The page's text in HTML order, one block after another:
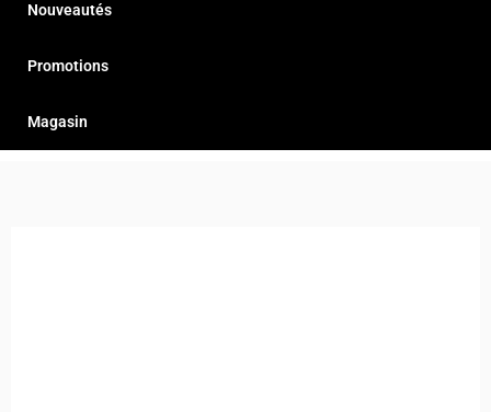
Nouveautés
Promotions
Magasin